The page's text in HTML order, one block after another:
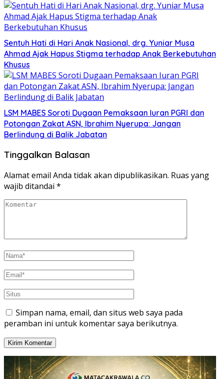
Sentuh Hati di Hari Anak Nasional, drg. Yuniar Musa
Ahmad Ajak Hapus Stigma terhadap Anak Berkebutuhan
Khusus
LSM MABES Soroti Dugaan Pemaksaan Iuran PGRI dan
Potongan Zakat ASN, Ibrahim Nyerupa: Jangan
Berlindung di Balik Jabatan
Tinggalkan Balasan
Alamat email Anda tidak akan dipublikasikan. Ruas yang
wajib ditandai *
Simpan nama, email, dan situs web saya pada
peramban ini untuk komentar saya berikutnya.